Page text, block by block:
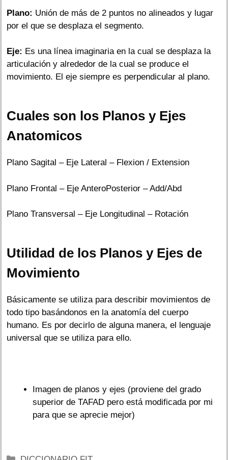
Plano: Unión de más de 2 puntos no alineados y lugar
por el que se desplaza el segmento.
Eje: Es una línea imaginaria en la cual se desplaza la
articulación y alrededor de la cual se produce el
movimiento. El eje siempre es perpendicular al plano.
Cuales son los Planos y Ejes
Anatomicos
Plano Sagital – Eje Lateral – Flexion / Extension
Plano Frontal – Eje AnteroPosterior – Add/Abd
Plano Transversal – Eje Longitudinal – Rotación
Utilidad de los Planos y Ejes de
Movimiento
Básicamente se utiliza para describir movimientos de
todo tipo basándonos en la anatomía del cuerpo
humano. Es por decirlo de alguna manera, el lenguaje
universal que se utiliza para ello.
Imagen de planos y ejes (proviene del grado
superior de TAFAD pero está modificada por mi
para que se aprecie mejor)
Categorías